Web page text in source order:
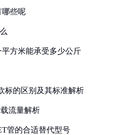
哪些呢
方米能承受多少公斤
标的区别及其标准解析
流量解析
管的合适替代型号